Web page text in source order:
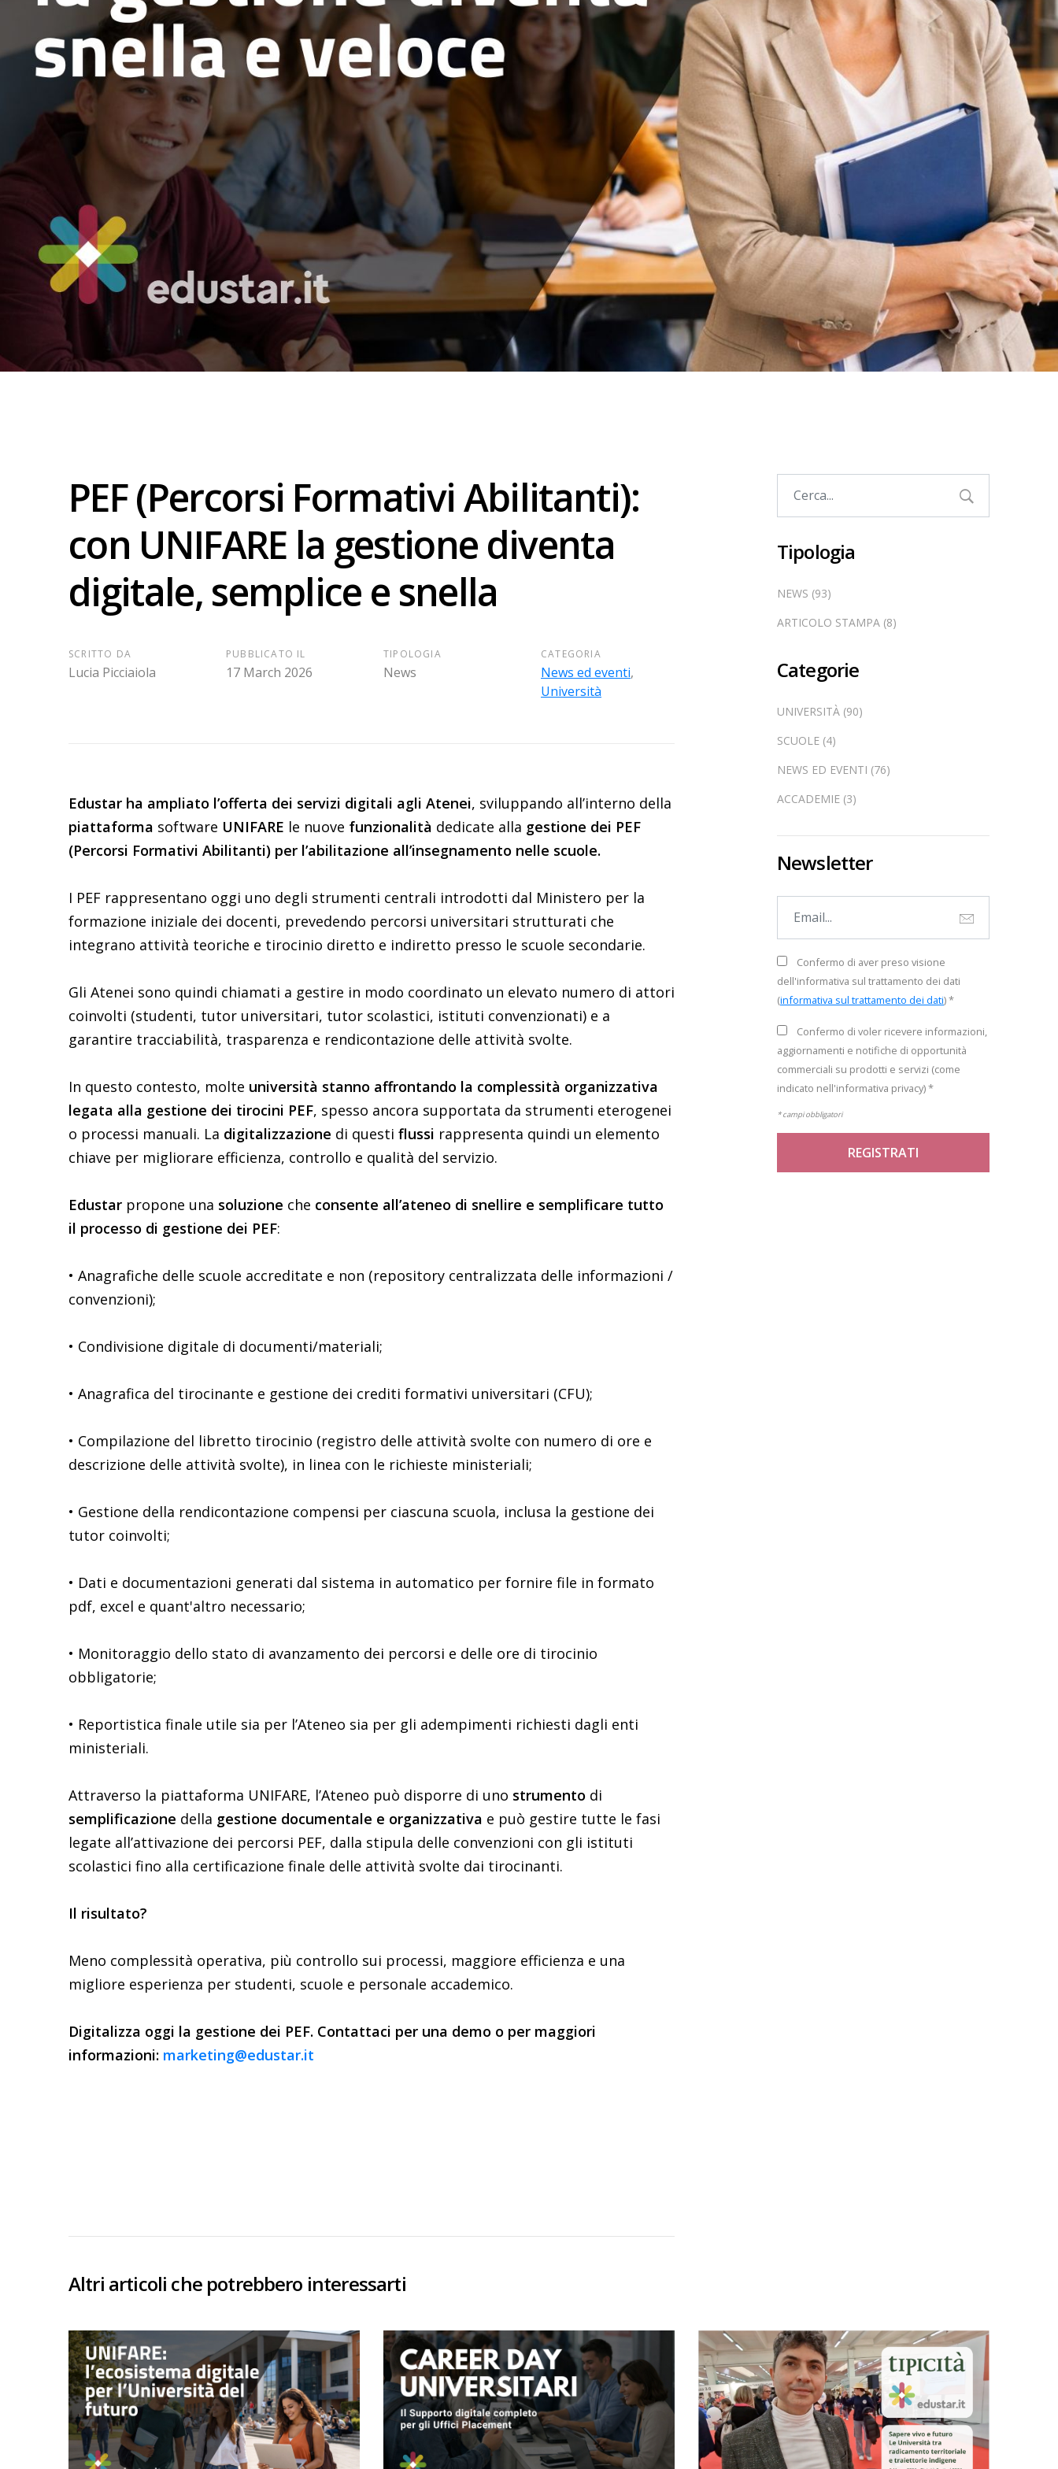
PEF (Percorsi Formativi Abilitanti):
con UNIFARE la gestione diventa
digitale, semplice e snella
SCRITTO DA
Lucia Picciaiola
PUBBLICATO IL
17 March 2026
TIPOLOGIA
News
CATEGORIA
News ed eventi,
Università
Edustar ha ampliato l’offerta dei servizi digitali agli Atenei, sviluppando all’interno della
piattaforma software UNIFARE le nuove funzionalità dedicate alla gestione dei PEF
(Percorsi Formativi Abilitanti) per l’abilitazione all’insegnamento nelle scuole.
I PEF rappresentano oggi uno degli strumenti centrali introdotti dal Ministero per la
formazione iniziale dei docenti, prevedendo percorsi universitari strutturati che
integrano attività teoriche e tirocinio diretto e indiretto presso le scuole secondarie.
Gli Atenei sono quindi chiamati a gestire in modo coordinato un elevato numero di attori
coinvolti (studenti, tutor universitari, tutor scolastici, istituti convenzionati) e a
garantire tracciabilità, trasparenza e rendicontazione delle attività svolte.
In questo contesto, molte università stanno affrontando la complessità organizzativa
legata alla gestione dei tirocini PEF, spesso ancora supportata da strumenti eterogenei
o processi manuali. La digitalizzazione di questi flussi rappresenta quindi un elemento
chiave per migliorare efficienza, controllo e qualità del servizio.
Edustar propone una soluzione che consente all’ateneo di snellire e semplificare tutto
il processo di gestione dei PEF:
• Anagrafiche delle scuole accreditate e non (repository centralizzata delle informazioni /
convenzioni);
• Condivisione digitale di documenti/materiali;
• Anagrafica del tirocinante e gestione dei crediti formativi universitari (CFU);
• Compilazione del libretto tirocinio (registro delle attività svolte con numero di ore e
descrizione delle attività svolte), in linea con le richieste ministeriali;
• Gestione della rendicontazione compensi per ciascuna scuola, inclusa la gestione dei
tutor coinvolti;
• Dati e documentazioni generati dal sistema in automatico per fornire file in formato
pdf, excel e quant'altro necessario;
• Monitoraggio dello stato di avanzamento dei percorsi e delle ore di tirocinio
obbligatorie;
• Reportistica finale utile sia per l’Ateneo sia per gli adempimenti richiesti dagli enti
ministeriali.
Attraverso la piattaforma UNIFARE, l’Ateneo può disporre di uno strumento di
semplificazione della gestione documentale e organizzativa e può gestire tutte le fasi
legate all’attivazione dei percorsi PEF, dalla stipula delle convenzioni con gli istituti
scolastici fino alla certificazione finale delle attività svolte dai tirocinanti.
Il risultato?
Meno complessità operativa, più controllo sui processi, maggiore efficienza e una
migliore esperienza per studenti, scuole e personale accademico.
Digitalizza oggi la gestione dei PEF. Contattaci per una demo o per maggiori
informazioni: marketing@edustar.it
Tipologia
NEWS (93)
ARTICOLO STAMPA (8)
Categorie
UNIVERSITÀ (90)
SCUOLE (4)
NEWS ED EVENTI (76)
ACCADEMIE (3)
Newsletter
Confermo di aver preso visione
dell'informativa sul trattamento dei dati
(informativa sul trattamento dei dati) *
Confermo di voler ricevere informazioni,
aggiornamenti e notifiche di opportunità
commerciali su prodotti e servizi (come
indicato nell'informativa privacy) *
* campi obbligatori
REGISTRATI
Altri articoli che potrebbero interessarti